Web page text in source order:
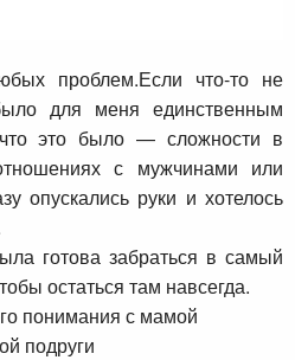
проблем.Если что-то не
для меня единственным
это было — сложности в
с мужчинами или
опускались руки и хотелось
готова забраться в самый
остаться там навсегда.
понимания с мамой
подруги